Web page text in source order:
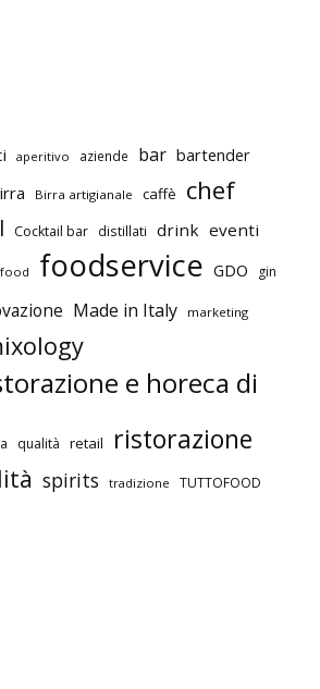
aperitivo aziende bar bartender
Birra artigianale caffè chef
Cocktail bar distillati drink eventi
food foodservice GDO gin
Made in Italy marketing
e horeca di
qualità retail ristorazione
spirits tradizione TUTTOFOOD